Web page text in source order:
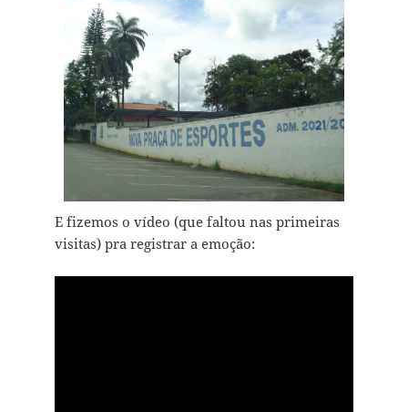
E fizemos o vídeo (que faltou nas primeiras
visitas) pra registrar a emoção: